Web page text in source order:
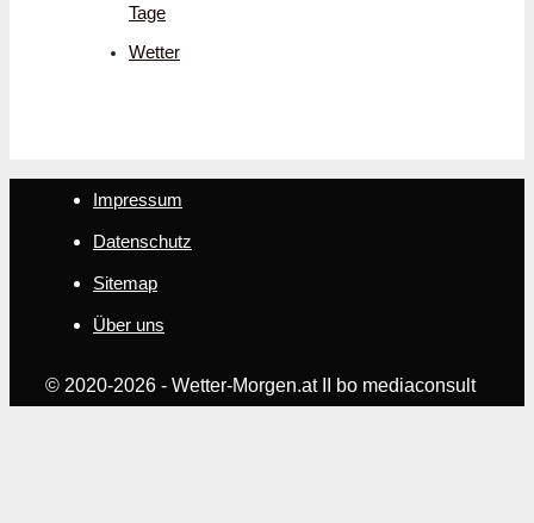
Tage
Wetter
Impressum
Datenschutz
Sitemap
Über uns
© 2020-2026 - Wetter-Morgen.at II bo mediaconsult